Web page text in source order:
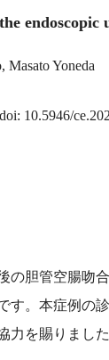
Masato Yoneda
10.5946/
胆管空腸吻
す。本症例の
力を賜りまし